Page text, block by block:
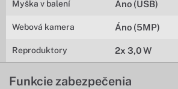
Myška v balení Áno (USB)
Webová kamera Áno (5MP)
Reproduktory 2x 3,0 W
Funkcie zabezpečenia